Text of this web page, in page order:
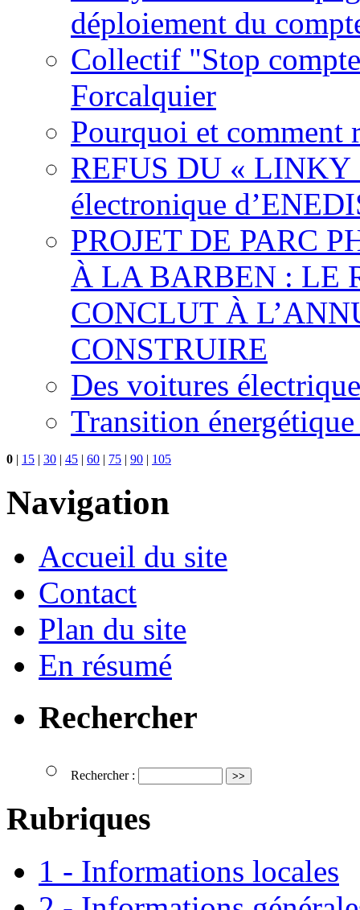
déploiement du
Collectif "Stop
Forcalquier
Pourquoi et comment
REFUS DU « LINKY
électronique
PROJET DE PARC
À LA BARBEN : LE
CONCLUT À
CONSTRUIRE
Des voitures
Transition
0 | 15 | 30 | 45 | 60 | 75 | 90 | 105
Navigation
Accueil du site
Contact
Plan du site
En résumé
Rechercher
Rechercher :
Rubriques
1 - Informations locales